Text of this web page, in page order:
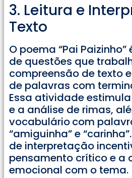
3. Leitura e
Texto
O poema “Pai
de questões que
compreensão de texto
de palavras com
Essa atividade
e a análise de rimas,
vocabuláriocom
“amiguinha” e
de interpretação
pensamento crítico e a
emocional com o tema.